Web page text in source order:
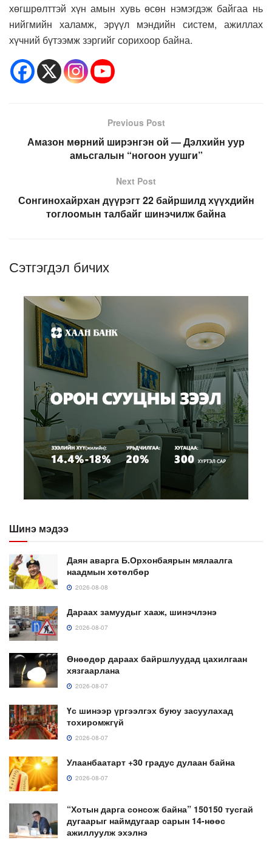
хөгшрөлттэй хүн амын хувь өсөн нэмэгдэж байгаа нь
нийгмийн халамж, эрүүл мэндийн систем, ажиллах
хүчний бүтээмж зэргийг сорихоор байна.
Previous Post
Амазон мөрний ширэнгэн ой — Дэлхийн уур
амьсгалын “ногоон уушги”
Next Post
Сонгинохайрхан дүүрэгт 22 байршилд хүүхдийн
тоглоомын талбайг шинэчилж байна
Сэтгэгдэл бичих
Шинэ мэдээ
Даян аварга Б.Орхонбаярын мялаалга
наадмын хөтөлбөр
2026-08-08
Дараах замуудыг хааж, шинэчлэнэ
2026-08-07
Өнөөдөр дараах байршлуудад цахилгаан
хязгаарлана
2026-08-07
Үс шинээр үргээлгэх буюу засуулахад
тохиромжгүй
2026-08-07
Улаанбаатарт +30 градус дулаан байна
2026-08-07
“Хотын дарга сонсож байна” 150150 тусгай
дугаарыг наймдугаар сарын 14-нөөс
ажиллуулж эхэлнэ